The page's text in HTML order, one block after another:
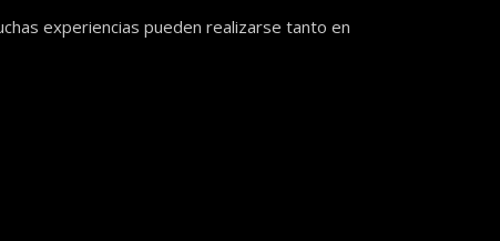
experiencias pueden realizarse tanto en